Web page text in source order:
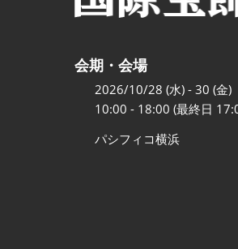
会期・会場
2026/10/28 (水) - 30 (金)
10:00 - 18:00 (最終日
パシフィコ横浜